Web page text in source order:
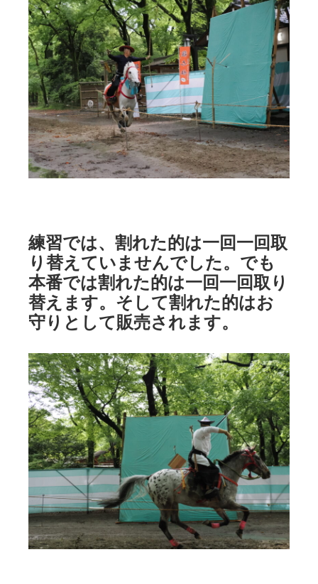
練習では、割れた的は一回一回取
り替えていませんでした。でも
本番では割れた的は一回一回取り
替えます。そして割れた的はお
守りとして販売されます。